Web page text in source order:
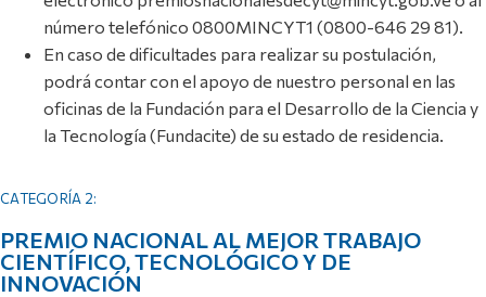
número telefónico 0800MINCYT1 (0800-646 29 81).
En caso de dificultades para realizar su postulación,
podrá contar con el apoyo de nuestro personal en las
oficinas de la Fundación para el Desarrollo de la Ciencia y
la Tecnología (Fundacite) de su estado de residencia.
CATEGORÍA 2:
PREMIO NACIONAL AL MEJOR TRABAJO
CIENTÍFICO, TECNOLÓGICO Y DE
INNOVACIÓN